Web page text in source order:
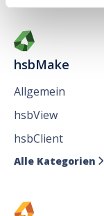
hsbMake
Allgemein
hsbView
hsbClient
Alle Kategorien 